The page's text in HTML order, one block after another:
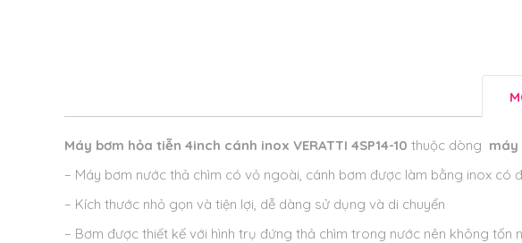
Máy bơm hỏa tiễn 4inch cánh inox VERATTI 4SP14-10 thuộc dòng máy
– Máy bơm nước thả chìm có vỏ ngoài, cánh bơm được làm bằng inox có
– Kích thước nhỏ gọn và tiện lợi, dễ dàng sử dụng và di chuyển
– Bơm được thiết kế với hình trụ đứng thả chìm trong nước nên không tốn